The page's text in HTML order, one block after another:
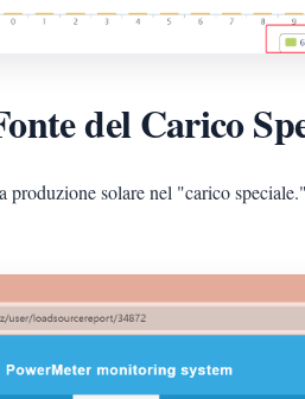
del Carico
produzione solare nel "carico